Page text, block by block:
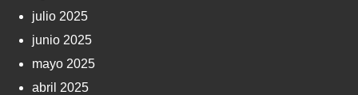
julio 2025
junio 2025
mayo 2025
abril 2025